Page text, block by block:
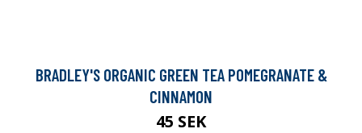
BRADLEY'S ORGANIC GREEN TEA POMEGRANATE &
CINNAMON
45 SEK